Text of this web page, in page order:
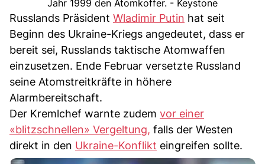
Jahr 1999 den Atomkoffer. - Keystone
Russlands Präsident Wladimir Putin hat seit
Beginn des Ukraine-Kriegs angedeutet, dass er
bereit sei, Russlands taktische Atomwaffen
einzusetzen. Ende Februar versetzte Russland
seine Atomstreitkräfte in höhere
Alarmbereitschaft.
Der Kremlchef warnte zudem vor einer
«blitzschnellen» Vergeltung, falls der Westen
direkt in den Ukraine-Konflikt eingreifen sollte.